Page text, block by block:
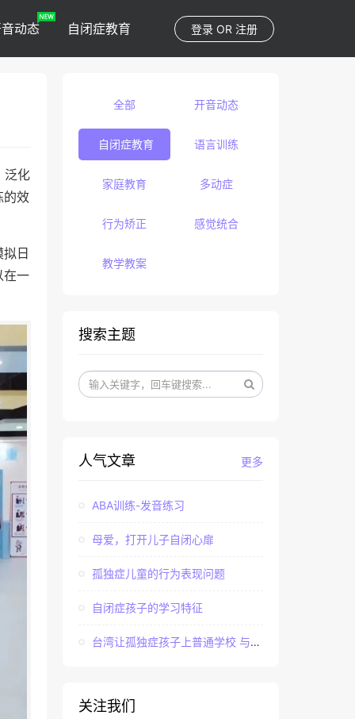
登录 OR 注册
动态 自闭症教育
泛化
的效
日
在一
全部 开音动态
自闭症教育 语言训练
家庭教育 多动症
行为矫正 感觉统合
教学教案
搜索主题
更多
人气文章
ABA训练-发音练习
母爱，打开儿子自闭心扉
孤独症儿童的行为表现问题
自闭症孩子的学习特征
台湾让孤独症孩子上普通学校 与社会“融合”
关注我们